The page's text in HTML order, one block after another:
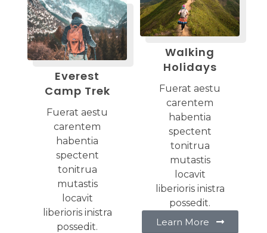
Everest
Camp Trek
Fuerat aestu
carentem
habentia
spectent
tonitrua
mutastis
locavit
liberioris inistra
possedit.
Walking
Holidays
Fuerat aestu
carentem
habentia
spectent
tonitrua
mutastis
locavit
liberioris inistra
possedit.
Learn More